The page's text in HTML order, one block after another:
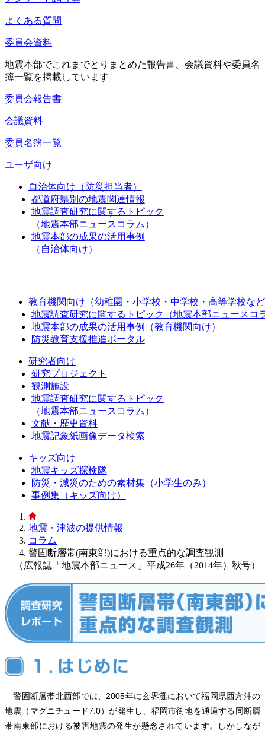
よくある質問
委員会資料
地震本部でこれまでとりまとめた報告書、会議資料や委員名
簿一覧を掲載しています
委員会報告書
会議資料
委員名簿一覧
ユーザ向け
自治体向け（防災担当者）
都道府県別の地震関連情報
地震調査研究に関するトピック
（地震本部ニュースコラム）
地震本部の成果の活用事例
（自治体向け）
教育機関向け（幼稚園・小学校・中学校・高等学校な
地震調査研究に関するトピック（地震本部ニュースコ
地震本部の成果の活用事例（教育機関向け）
防災教育支援推進ポータル
研究者向け
研究プロジェクト
観測施設
地震調査研究に関するトピック
（地震本部ニュースコラム）
文献・歴史資料
地震記象紙画像データ検索
キッズ向け
地震キッズ探検隊
防災・減災のための素材集（小学生のみ）
事例集（キッズ向け）
地震・津波の提供情報
コラム
警固断層帯(南東部)における重点的な調査観測
（広報誌「地震本部ニュース」平成26年（2014年）秋号）
警固断層帯北西部では、2005年に玄界灘において福岡県西方沖の
地震（マグニチュード7.0）が発生し、福岡市街地を通過する同断層
帯南東部における被害地震の発生が懸念されています。しかしなが